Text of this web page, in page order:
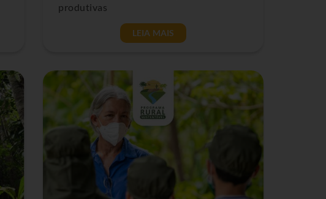
produtivas
LEIA MAIS